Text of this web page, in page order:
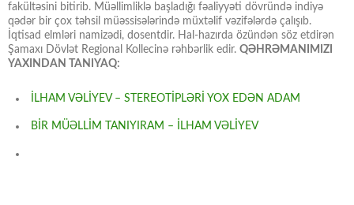
fakültəsini bitirib. Müəllimliklə başladığı fəaliyyəti dövründə indiyə
qədər bir çox təhsil müəssisələrində müxtəlif vəzifələrdə çalışıb.
İqtisad elmləri namizədi, dosentdir. Hal-hazırda özündən söz etdirən
Şamaxı Dövlət Regional Kollecinə rəhbərlik edir. QƏHRƏMANIMIZI
YAXINDAN TANIYAQ:
İLHAM VƏLİYEV – STEREOTİPLƏRİ YOX EDƏN ADAM
BİR MÜƏLLİM TANIYIRAM – İLHAM VƏLİYEV